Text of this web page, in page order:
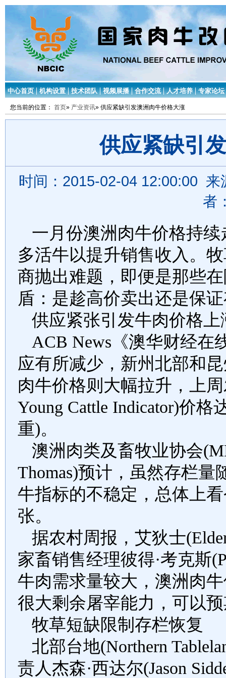
中心首页 机构设置 技术团队 视频展播 合作交流 人才培养 专家论坛
您当前的位置： 首页» 产业资讯» 供应紧缺引发澳洲肉牛价格大涨
供应紧缺引
时间：2015-02-04 12:00:00
者
一月份澳洲肉牛价格持
多活牛以提升销售收入。
商抛出难题，即便是那些
盾：是趁高价卖出还是保
供应紧张引发牛肉价格上
ACB News 《澳华财经
应有所减少，新州北部和
肉牛价格则大幅拉升，上
Young Cattle Indicator)价格
重)。
澳洲肉类及畜牧业协会
Thomas)预计，虽然存栏量
牛指标的不稳定，总体上
张。
据农村周报，艾狄士
家畜销售经理彼得·考克斯
牛肉需求量较大，澳洲肉
很大剩余屠宰能力，可以
牧草短缺限制存栏恢复
北部台地(Northern
责人杰森·西达尔(Jason